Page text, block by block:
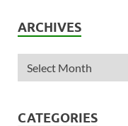
ARCHIVES
CATEGORIES